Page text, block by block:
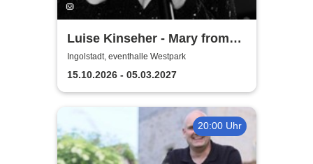
Luise Kinseher - Mary from
Bavary - Endlich Solo!
Ingolstadt, eventhalle Westpark
15.10.2026 - 05.03.2027
20:00 Uhr